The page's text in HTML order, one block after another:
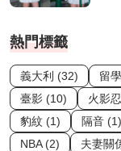
熱門標籤
義大利 (32) 留
臺影 (10)
火影
豹紋 (1)
隔音 (1)
NBA (2)
夫妻關